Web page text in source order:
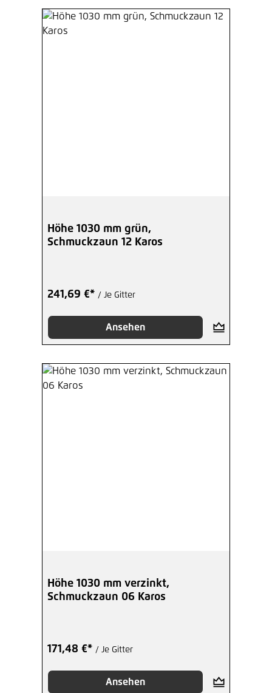
Höhe 1030 mm grün,
Schmuckzaun 12 Karos
241,69 €* / Je Gitter
Ansehen
Höhe 1030 mm verzinkt,
Schmuckzaun 06 Karos
171,48 €* / Je Gitter
Ansehen